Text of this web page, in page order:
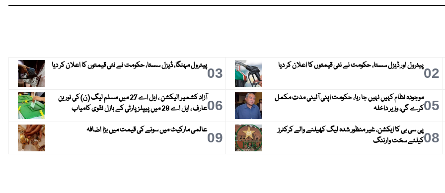
02پیٹرول اور ڈیزل سستا، حکومت نے نئی قیمتوں کا اعلان کر دیا 03پیٹرول مہنگا، ڈیزل سستا، حکومت نے نئی قیمتوں کا اعلان کر دیا
05موجودہ نظام کہیں نہیں جا رہا، حکومت اپنی آئینی مدت مکمل
کرے گی، وزیر داخلہ
06
آزاد کشمیر الیکشن ، ایل اے 27 میں مسلم لیگ (ن) کی نورین
عارف ، ایل اے 28 میں پیپلز پارٹی کے بازل نقوی کامیاب
08پی سی بی کا ایکشن، غیر منظور شدہ لیگ کھیلنے والے کرکٹرز
کیلئے سخت وارننگ
09عالمی مارکیٹ میں سونے کی قیمت میں بڑا اضافہ